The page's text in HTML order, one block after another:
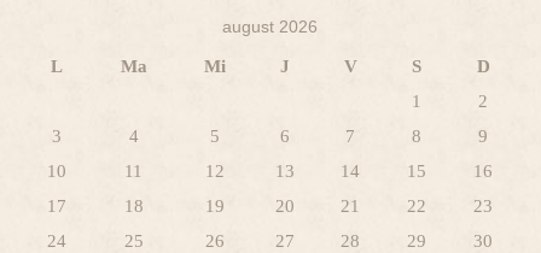
august 2026
L Ma Mi J V S
D
1
2
3
4 5 6 7 8
9
10
11 12 13 14 15
16
17
18 19 20 21 22
23
24
25 26 27 28 29
30